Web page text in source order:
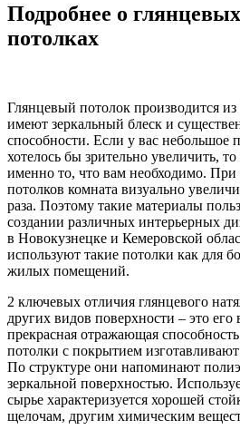
Подробнее о
потолках
Глянцевый потолок производится
имеют зеркальный блеск и
способности. Если у вас небольшое
хотелось бы зрительно увеличить,
именно то, что вам необходимо. При
потолков комната визуально
раза. Поэтому такие материалы
создании различных интерьерных
в Новокузнецке и Кемеровской
используют такие потолки как для
жилых помещений.
2 ключевых отличия глянцевого
других видов поверхности – это его
прекрасная отражающая
потолки с покрытием
По структуре они напоминают
зеркальной поверхностью.
сырье характеризуется хорошей
щелочам, другим химическим